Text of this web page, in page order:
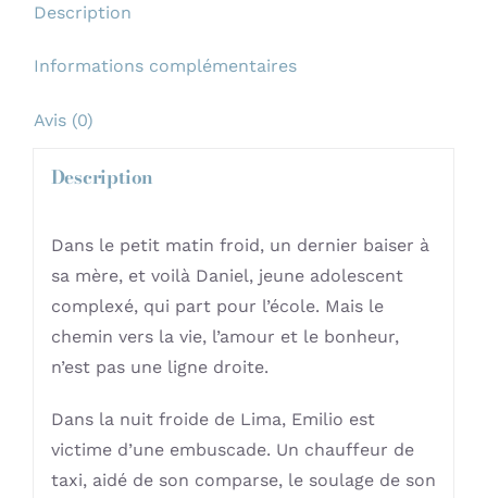
REBAZA
Description
Informations complémentaires
Avis (0)
Description
Dans le petit matin froid, un dernier baiser à
sa mère, et voilà Daniel, jeune adolescent
complexé, qui part pour l’école. Mais le
chemin vers la vie, l’amour et le bonheur,
n’est pas une ligne droite.
Dans la nuit froide de Lima, Emilio est
victime d’une embuscade. Un chauffeur de
taxi, aidé de son comparse, le soulage de son